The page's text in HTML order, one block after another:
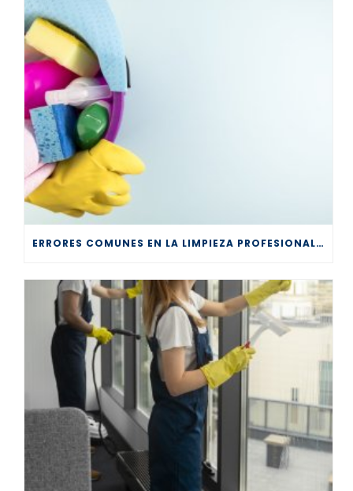
ERRORES COMUNES EN LA LIMPIEZA PROFESIONAL Y CÓMO EVITARLOS